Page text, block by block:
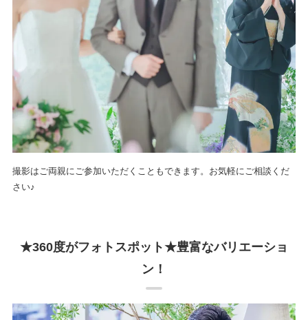
撮影はご両親にご参加いただくこともできます。お気軽にご相談くだ
さい♪
★360度がフォトスポット★豊富なバリエーショ
ン！